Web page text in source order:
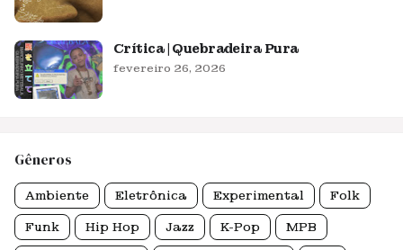
Crítica | Quebradeira Pura
fevereiro 26, 2026
Gêneros
Ambiente Eletrônica Experimental Folk
Funk Hip Hop Jazz K-Pop MPB